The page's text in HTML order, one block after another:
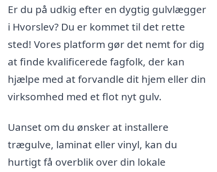
Er du på udkig efter en dygtig gulvlægger
i Hvorslev? Du er kommet til det rette
sted! Vores platform gør det nemt for dig
at finde kvalificerede fagfolk, der kan
hjælpe med at forvandle dit hjem eller din
virksomhed med et flot nyt gulv.
Uanset om du ønsker at installere
trægulve, laminat eller vinyl, kan du
hurtigt få overblik over din lokale